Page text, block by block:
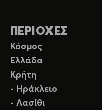
ΠΕΡΙΟΧΕΣ
Κόσμος
Ελλάδα
Κρήτη
- Ηράκλειο
- Λασίθι